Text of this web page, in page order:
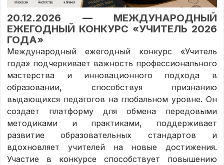
20.12.2026 — МЕЖДУНАРОДНЫЙ
ЕЖЕГОДНЫЙ КОНКУРС «УЧИТЕЛЬ 2026
ГОДА»
Международный ежегодный конкурс «Учитель
года» подчеркивает важность профессионального
мастерства и инновационного подхода в
образовании, способствуя признанию
выдающихся педагогов на глобальном уровне. Он
создает платформу для обмена передовыми
методиками и практиками, поддерживает
развитие образовательных стандартов и
вдохновляет учителей на новые достижения.
Участие в конкурсе способствует повышению